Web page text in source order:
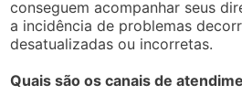
conseguem acompanhar seus
a incidência de problemas
desatualizadas ou incorretas.
Quais são os canais de